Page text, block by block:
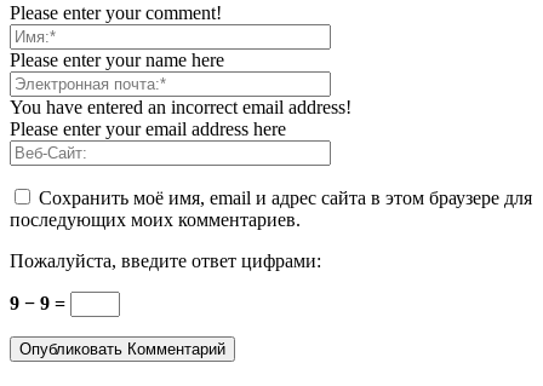
Please enter your comment!
Please enter your name here
You have entered an incorrect email address!
Please enter your email address here
Сохранить моё имя, email и адрес сайта в этом браузере для
последующих моих комментариев.
Пожалуйста, введите ответ цифрами:
9 − 9 =